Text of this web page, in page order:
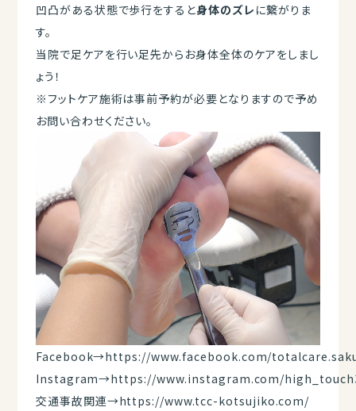
凹凸がある状態で歩行をすると身体のズレ に繋がりま
す。
当院で足ケアを行い足先からお身体全体のケアをしまし
ょう！
※フットケア施術は事前予約が必要となりますので予め
お問い合わせください。
Facebook→https://www.facebook.com/
Instagram→https://www.instagram.com/
交通事故関連→https://www.tcc-kotsujiko.com/